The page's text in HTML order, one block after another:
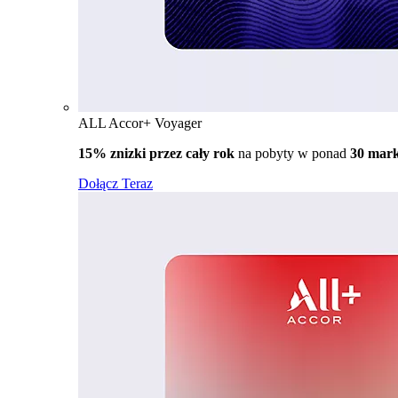
ALL Accor+ Voyager
15% znizki przez cały rok na pobyty w ponad 30
Dołącz Teraz